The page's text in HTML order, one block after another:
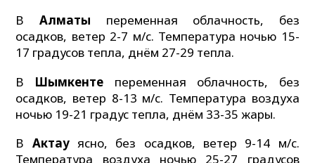
В Алматы переменная облачность, без
осадков, ветер 2-7 м/с. Температура ночью 15-
17 градусов тепла, днём 27-29 тепла.
В Шымкенте переменная облачность, без
осадков, ветер 8-13 м/с. Температура воздуха
ночью 19-21 градус тепла, днём 33-35 жары.
В Актауясно, без осадков, ветер 9-14 м/с.
Температура воздуха ночью 25-27 градусов